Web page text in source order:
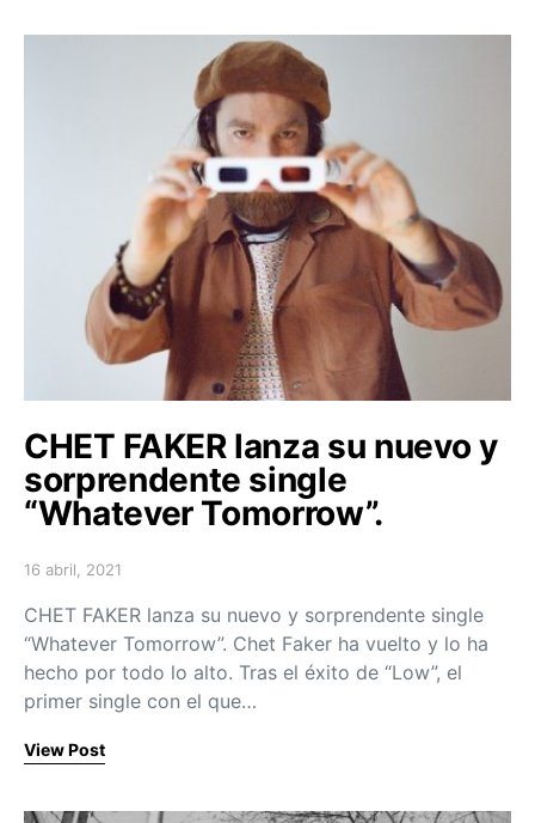
CHET FAKER lanza su nuevo y
sorprendente single
“Whatever Tomorrow”.
Posted on
16 abril, 2021
CHET FAKER lanza su nuevo y sorprendente single
“Whatever Tomorrow”. Chet Faker ha vuelto y lo ha
hecho por todo lo alto. Tras el éxito de “Low”, el
primer single con el que…
View Post